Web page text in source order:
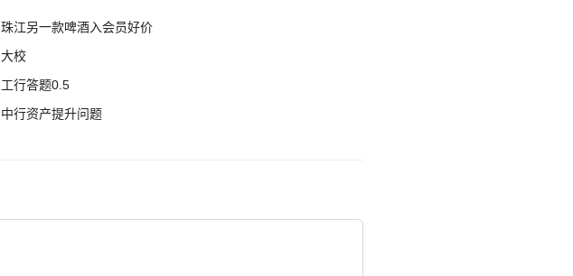
珠江另一款啤酒入会员好价
大校
工行答题0.5
中行资产提升问题